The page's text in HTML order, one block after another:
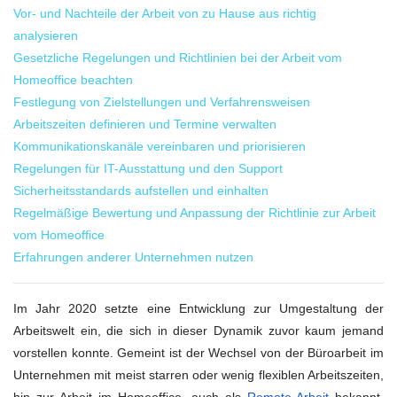
Vor- und Nachteile der Arbeit von zu Hause aus richtig
analysieren
Gesetzliche Regelungen und Richtlinien bei der Arbeit vom
Homeoffice beachten
Festlegung von Zielstellungen und Verfahrensweisen
Arbeitszeiten definieren und Termine verwalten
Kommunikationskanäle vereinbaren und priorisieren
Regelungen für IT-Ausstattung und den Support
Sicherheitsstandards aufstellen und einhalten
Regelmäßige Bewertung und Anpassung der Richtlinie zur Arbeit
vom Homeoffice
Erfahrungen anderer Unternehmen nutzen
Im Jahr 2020 setzte eine Entwicklung zur Umgestaltung der
Arbeitswelt ein, die sich in dieser Dynamik zuvor kaum jemand
vorstellen konnte. Gemeint ist der Wechsel von der Büroarbeit im
Unternehmen mit meist starren oder wenig flexiblen Arbeitszeiten,